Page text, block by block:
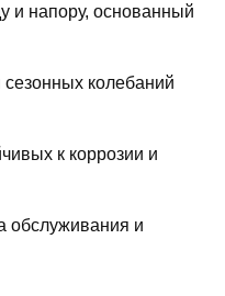
и напору, основанный
сезонных колебаний
к коррозии и
обслуживания и